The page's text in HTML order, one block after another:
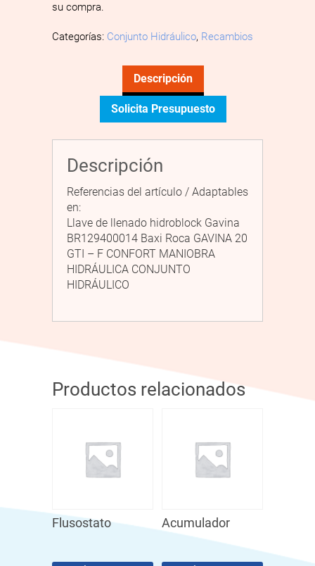
su compra.
Categorías: Conjunto Hidráulico, Recambios
Descripción
Solicita Presupuesto
Descripción
Referencias del artículo / Adaptables
en:
Llave de llenado hidroblock Gavina
BR129400014 Baxi Roca GAVINA 20
GTI – F CONFORT MANIOBRA
HIDRÁULICA CONJUNTO
HIDRÁULICO
Productos relacionados
Flusostato Acumulador